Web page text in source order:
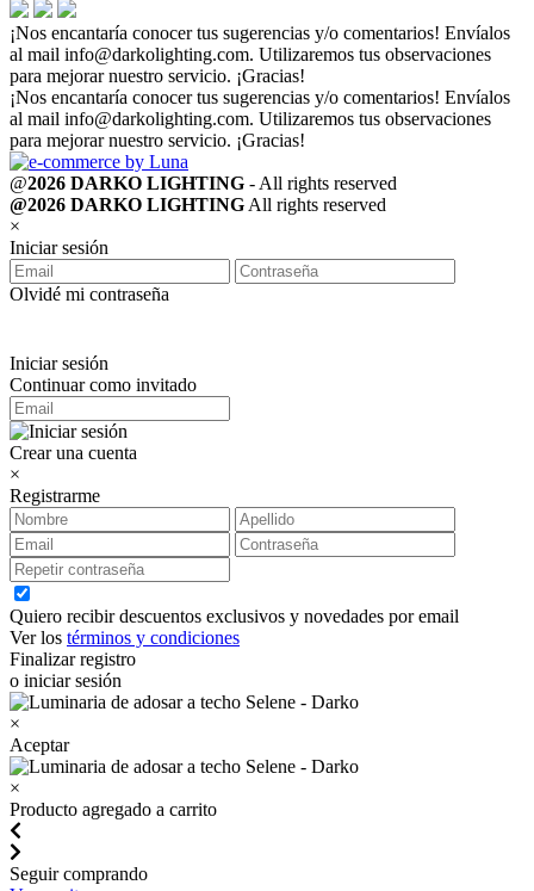
¡Nos encantaría conocer tus sugerencias y/o comentarios! Envíalos
al mail info@darkolighting.com. Utilizaremos tus observaciones
para mejorar nuestro servicio. ¡Gracias!
¡Nos encantaría conocer tus sugerencias y/o comentarios! Envíalos
al mail info@darkolighting.com. Utilizaremos tus observaciones
para mejorar nuestro servicio. ¡Gracias!
@2026 DARKO LIGHTING - All rights reserved
@2026 DARKO LIGHTINGAll rights reserved
×
Iniciar sesión
Olvidé mi contraseña
Iniciar sesión
Continuar como invitado
Crear una cuenta
×
Registrarme
Quiero recibir descuentos exclusivos y novedades por email
Ver los términos y condiciones
Finalizar registro
o iniciar sesión
×
Aceptar
×
Producto agregado a carrito
Seguir comprando